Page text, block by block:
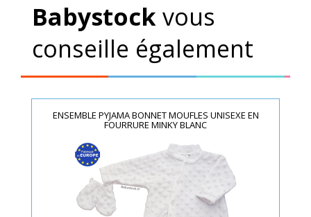
Babystockvous
conseille également
ENSEMBLE PYJAMA BONNET MOUFLES UNISEXE EN
FOURRURE MINKY BLANC